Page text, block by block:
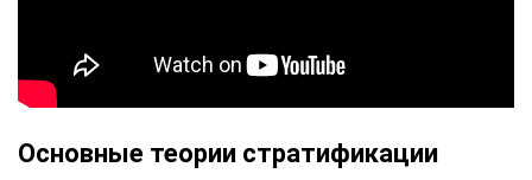
Основные теории стратификации